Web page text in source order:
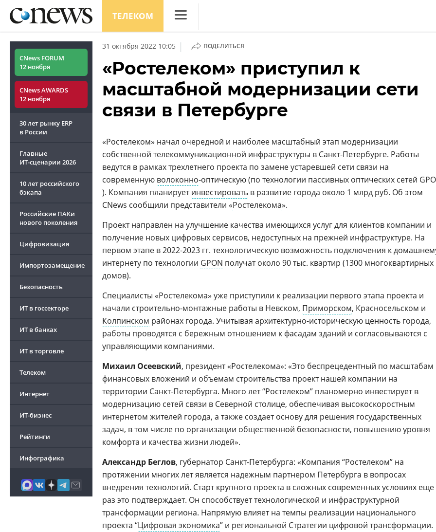
ТЕЛЕКОМ
Аналитика
Конференции
Маркет
Техника
CNews FORUM
12 ноября
CNews AWARDS
12 ноября
30 лет рынку ERP
в России
Главные
ИТ-сценарии 2026
10 лет российского
бэкапа
Российские ПАКи
нового поколения
Цифровизация
Импортозамещение
Безопасность
ИТ в госсекторе
ИТ в банках
ИТ в торговле
Телеком
Интернет
ИТ-бизнес
Рейтинги
Инфографика
31 октября 2022 10:05 | ПОДЕЛИТЬСЯ
«Ростелеком» приступил к
масштабной модернизации сети
связи в Петербурге
«Ростелеком» начал очередной и наиболее масштабный этап модернизации
собственной телекоммуникационной инфраструктуры в Санкт-Петербурге. Работы
ведутся в рамках трехлетнего проекта по замене устаревшей сети связи на
современную волоконно-оптическую (по технологии пассивных оптических сетей
). Компания планируетинвестировать в развитие города около 1 млрд руб. Об этом
CNews сообщили представители «Ростелекома».
Проект направлен на улучшение качества имеющихся услуг для клиентов компании и
получение новых цифровых сервисов, недоступных на прежней инфраструктуре. На
первом этапе в 2022-2023 гг. технологическую возможность подключения к
интернету по технологии GPON получат около 90 тыс. квартир (1300 многоквартирных
домов).
Специалисты «Ростелекома» уже приступили к реализации первого этапа проекта и
начали строительно-монтажные работы в Невском, Приморском, Красносельском и
Колпинском районах города. Учитывая архитектурно-историческую ценность города,
работы проводятся с бережным отношением к фасадам зданий и согласовываются с
управляющими компаниями.
Михаил Осеевский, президент «Ростелекома»: «Это беспрецедентный по масштабам
финансовых вложений и объемам строительства проект нашей компании на
территории Санкт-Петербурга. Много лет “Ростелеком” планомерно инвестирует в
модернизацию сетей связи в Северной столице, обеспечивая высокоскоростным
интернетом жителей города, а также создает основу для решения государственных
задач, в том числе по организации общественной безопасности, повышению уровня
комфорта и качества жизни людей».
Александр Беглов, губернатор Санкт-Петербурга: «Компания “Ростелеком” на
протяжении многих лет является надежным партнером Петербурга в вопросах
внедрения технологий. Старт крупного проекта в сложных современных условиях еще
раз это подтверждает. Он способствует технологической и инфраструктурной
трансформации региона. Напрямую влияет на темпы реализации национального
проекта “Цифровая экономика” и региональной Стратегии цифровой трансформации.